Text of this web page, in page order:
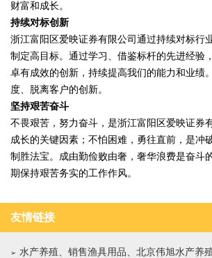
财富和成长。
持续对标创新
浙江富阳区爱映证券有限公司通过持续对标行
制定高目标。通过学习、借鉴标杆的先进经验
卓有成效的创新，持续提高我们的能力和业绩
度、脱离客户的创新。
坚持艰苦奋斗
不畏艰苦，努力奋斗，是浙江富阳区爱映证券
成长的关键因素；不怕困难，勇往直前，是冲
制胜法宝。成由勤俭败由奢，奢华浪费是奋斗
期保持艰苦务实的工作作风。
友情链接
水产养殖、销售渔具用品、北京伟旭水产养